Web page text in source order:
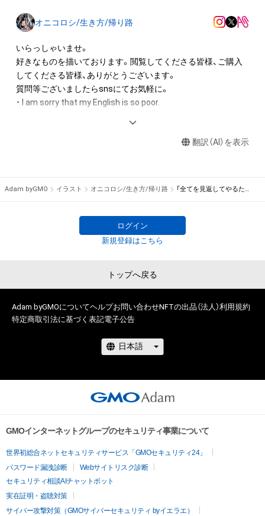
オニコロシ/生き方/帰り路
いらっしゃいませ。
好きなものを描いております。閲覧してくださる皆様、ご購入
してくださる皆様、ありがとうございます。
質問等ございましたらsnsにてお気軽に。
・ I am sorry that my English is so poor.
2021/ART street 月例イラストコンテスト2月度入選 翻訳（AI）を表示
Adam byGMO イラスト オニコロシ/生き方/帰り路 「全てを見返してやるために這い出ろ。」/「Let`s counterattack.。」
ログイン
新規登録はこちら
トップへ戻る
Adam byGMOについてヘルプお問い合わせNFTの出品（法人）利用規約
特定商取引法に基づく表記電子公告
GMOインターネットグループのセキュリティ事業について
世界初総合ネットセキュリティサービス「GMOセキュリティ24」
パスワード漏洩診断
Webサイトリスク診断
セキュリティ相談AIチャットボット
実在証明・盗聴対策
サイバー攻撃対策（GMOサイバーセキュリティ byイエラエ）